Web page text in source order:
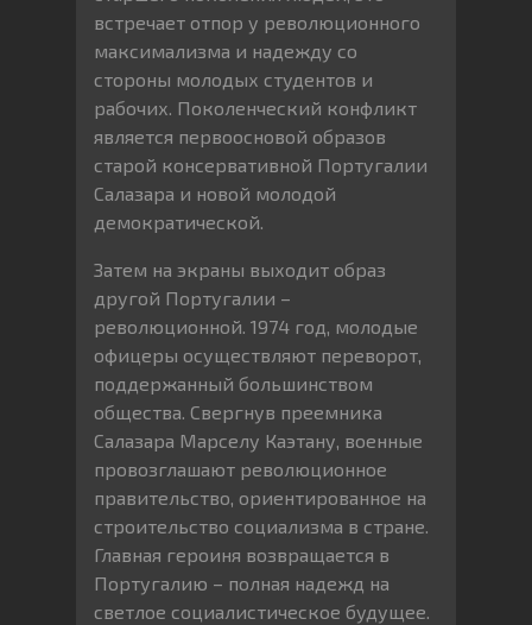
встречает отпор у революционного
максимализма и надежду со
стороны молодых студентов и
рабочих. Поколенческий конфликт
является первоосновой образов
старой консервативной Португалии
Салазара и новой молодой
демократической.
Затем на экраны выходит образ
другой Португалии –
революционной. 1974 год, молодые
офицеры осуществляют переворот,
поддержанный большинством
общества. Свергнув преемника
Салазара Марселу Каэтану, военные
провозглашают революционное
правительство, ориентированное на
строительство социализма в стране.
Главная героиня возвращается в
Португалию – полная надежд на
светлое социалистическое будущее.